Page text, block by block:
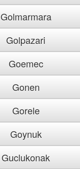
Golmarmara
Golpazari
Goemec
Gonen
Gorele
Goynuk
Guclukonak